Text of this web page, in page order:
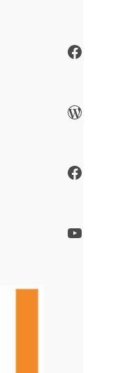
Facebook
WordPress
Facebook
YouTube